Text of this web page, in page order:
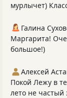
мурлычет)
Галина
Маргарита!
большое!)
Алексей
Покой Лежу в
лето не частый